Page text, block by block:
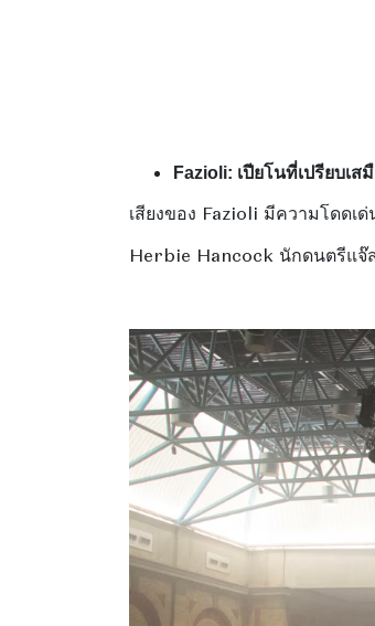
Fazioli: เปียโนที่เปรียบเส
เสียงของ Fazioli มีความโดดเ
Herbie Hancock นักดนตรีแจ๊